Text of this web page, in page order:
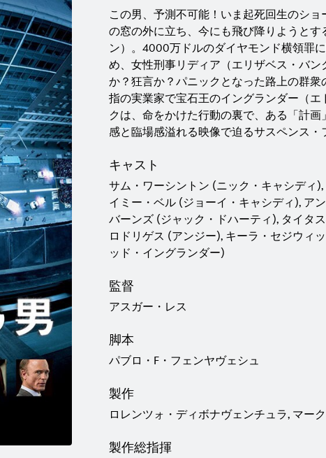
この男、予測不可能！いま起死回生のシ
の窓の外に立ち、今にも飛び降りようと
ン）。4000万ドルのダイヤモンド横領罪
め、女性刑事リディア（エリザベス・バ
か？狂言か？パニックとなった路上の群
指の実業家で宝石王のイングランダー（
クは、命をかけた行動の裏で、ある「計
感と臨場感溢れる映像で迫るサスペンス・
キャスト
サム・ワーシントン (ニック・キャシディ
イミー・ベル (ジョーイ・キャシディ), ア
バーンズ (ジャック・ドハーティ), タイタ
ロドリゲス (アンジー), キーラ・セジウィ
ッド・イングランダー)
監督
アスガー・レス
脚本
パブロ・F・フェンヤヴェシュ
製作
ロレンツォ・ディボナヴェンチュラ, マー
製作総指揮